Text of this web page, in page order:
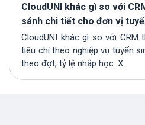
CloudUNI khác gì so với
sánh chi tiết cho đơn vị
CloudUNI khác gì so với CRM
tiêu chí theo nghiệp vụ tuyển
theo đợt, tỷ lệ nhập học. X...